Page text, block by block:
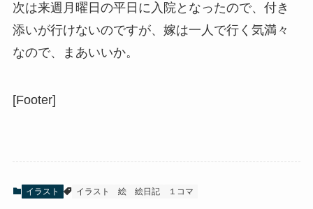
次は来週月曜日の平日に入院となったので、付き
添いが行けないのですが、嫁は一人で行く気満々
なので、まあいいか。
[Footer]
イラスト イラスト 絵 絵日記 １コマ